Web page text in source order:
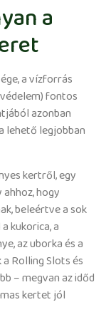
a
a vízforrás
fontos
azonban
lehető legjobban
kertről, egy
hogy
beleértve a sok
kukorica, a
az uborka és a
Rolling Slots és
– megvan az időd
kertet jól